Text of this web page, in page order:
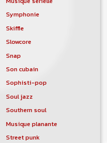
Symphonie
Skiffle
Slowcore
Snap
Son cubain
Sophisti-pop
Soul jazz
Southern soul
Musique planante
Street punk